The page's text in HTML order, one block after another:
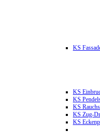
KS
KS
KS
KS
KS Zug-
KS